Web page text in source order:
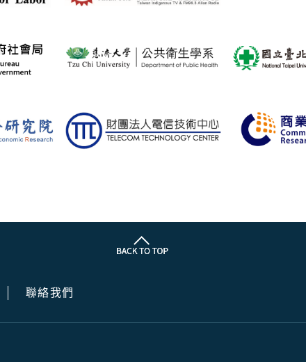
聯絡我們